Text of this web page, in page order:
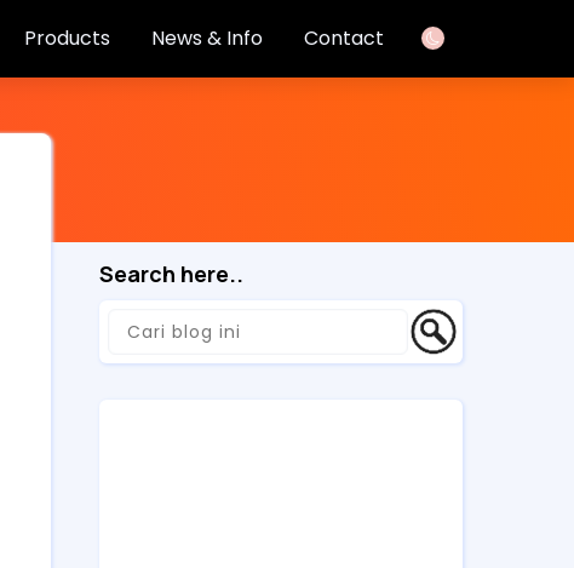
Products News & Info Contact
Search here..